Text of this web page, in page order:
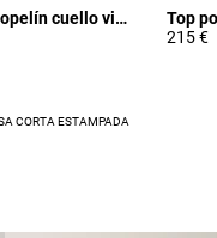
Camisa popelín cuello victoriano
215 €
CORTA ESTAMPADA